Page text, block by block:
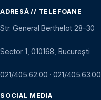
ADRESĂ // TELEFOANE
Str. General Berthelot 28–30
Sector 1, 010168, București
021/405.62.00 · 021/405.63.00
SOCIAL MEDIA